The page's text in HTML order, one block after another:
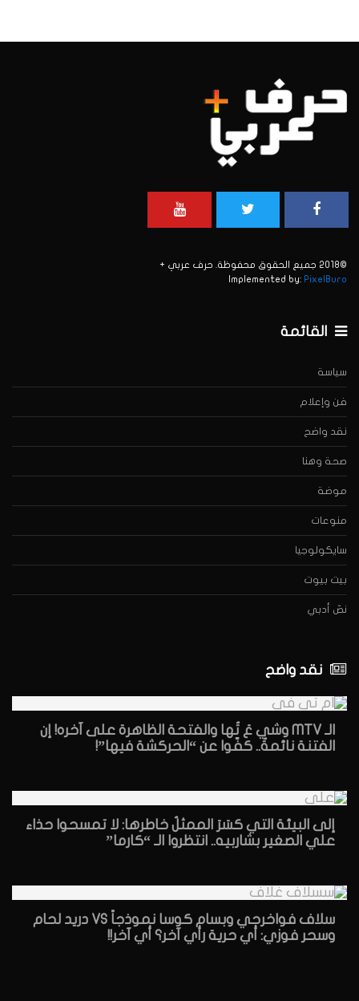
©2018 جميع الحقوق محفوظة. حرف عربي +
Implemented by: PixelBuro
القائمة
سياسة
فن وإعلام
نقد واضح
صحة وهنا
موضة
منوعات
سايكولوجيا
بيت بيوت
نصّ أدبي
نقد واضح
الـ MTV وشي عَ تُها والفتحة الظاهرة على آخره! إن
الفتنة نائمةٌ.. كفّوا عن “الحركشة فيها”!
إلى البيئة التي كسَرَ الممثلُ خاطرها: لا تمسحوا حذاء
علي الصغير بشاربيه.. انتظروا الـ “كارما”
سلاف فواخرجي وبسام كوسا نموذجاً VS دريد لحام
وسحر فوزي: أي حرية رأي آخر؟ أي آخر!!